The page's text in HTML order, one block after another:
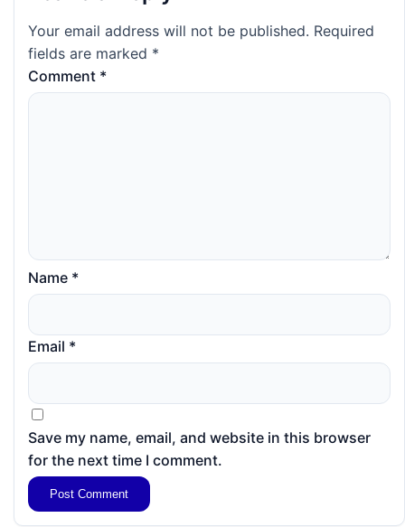
Your email address will not be published. Required
fields are marked *
Comment *
Name *
Email *
Save my name, email, and website in this browser
for the next time I comment.